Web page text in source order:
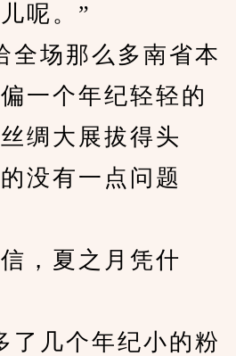
呢。”
场那么多南省本
一个年纪轻轻的
绸大展拔得头
没有一点问题
夏之月凭什
几个年纪小的粉